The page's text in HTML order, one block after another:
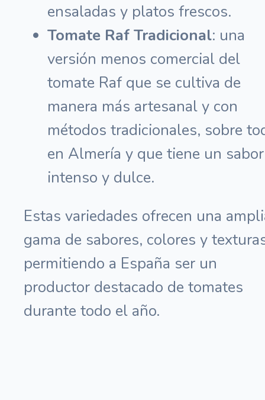
ensaladas y platos frescos.
Tomate Raf Tradicional: una
versión menos comercial del
tomate Raf que se cultiva de
manera más artesanal y con
métodos tradicionales, sobre
en Almería y que tiene un sabor
intenso y dulce.
Estas variedades ofrecen una
gama de sabores, colores y
permitiendo a España ser un
productor destacado de tomates
durante todo el año.